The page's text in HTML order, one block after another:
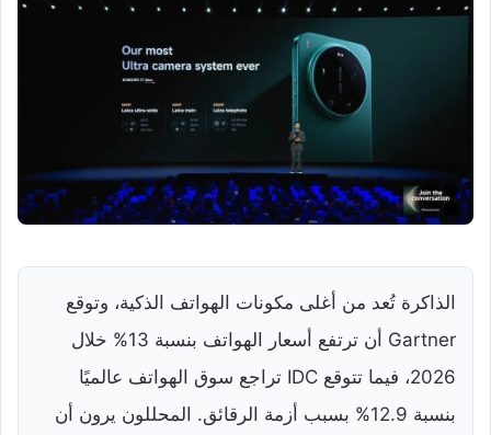
الذاكرة تُعد من أغلى مكونات الهواتف الذكية، وتوقع
Gartner أن ترتفع أسعار الهواتف بنسبة 13% خلال
2026، فيما تتوقع IDC تراجع سوق الهواتف عالميًا
بنسبة 12.9% بسبب أزمة الرقائق. المحللون يرون أن